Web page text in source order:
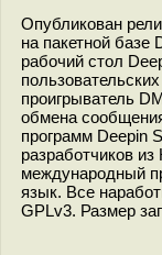
Опубликован
на пакетной базе
рабочий стол
проигрыватель
обмена
программ Deepin
разработчиков
международный
язык. Все
GPLv3. Размер